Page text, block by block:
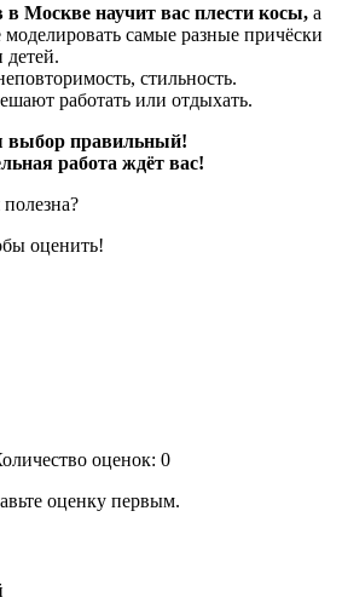
Москве научит вас плести косы, а
самые разные причёски
стильность.
работать или отдыхать.
выбор правильный!
работа ждёт вас!
оценить!
оценок: 0
оценку первым.